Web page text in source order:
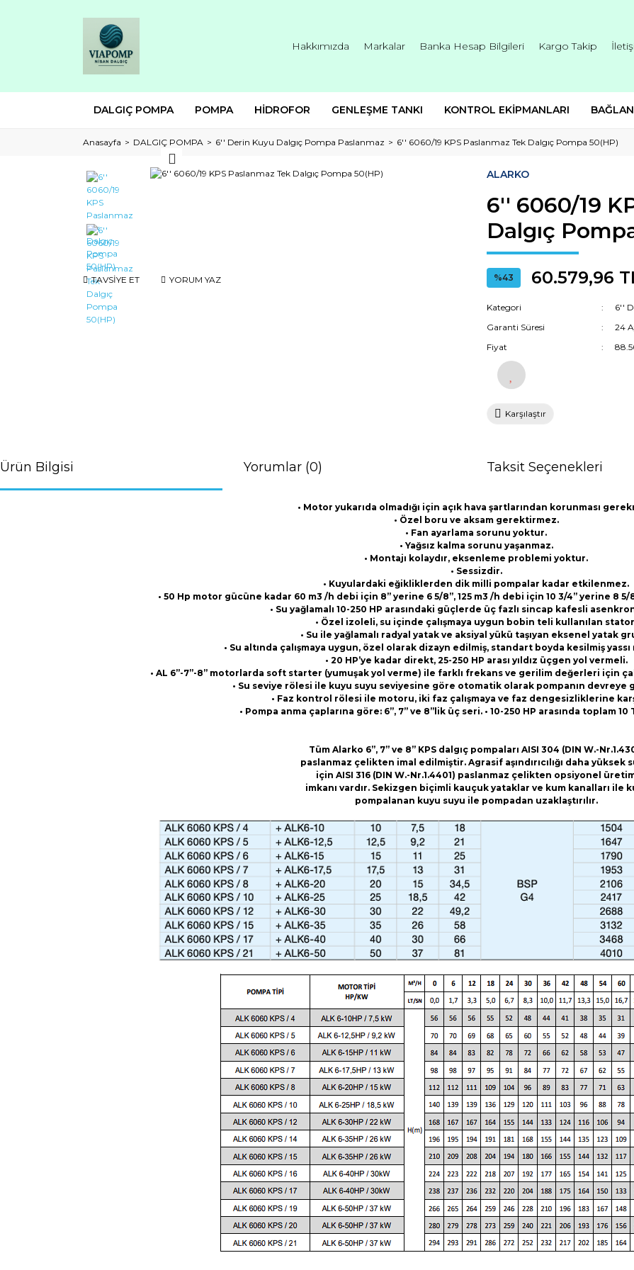
Hakkımızda Markalar Banka Hesap Bilgileri Kargo Takip
DALGIÇ POMPA POMPA HİDROFOR GENLEŞME TANKI KONTROL EKİPMANLARI
Anasayfa DALGIÇ POMPA 6'' Derin Kuyu Dalgıç Pompa Paslanmaz 6'' 6060/19 KPS Paslanmaz Tek Dalgıç Pompa 50(HP)
TAVSİYE ET YORUM YAZ
ALARKO
6'' 6060/19
Dalgıç
%43 60.579,96
Kategori
6''
Garanti Süresi
24
Fiyat
Karşılaştır
Ürün Bilgisi Yorumlar (0) Taksit Seçenekleri
• Motor yukarıda olmadığı için açık hava şartlarından korunması
• Özel boru ve aksam gerektirmez.
• Fan ayarlama sorunu yoktur.
• Yağsız kalma sorunu yaşanmaz.
• Montajı kolaydır, eksenleme problemi yoktur.
• Sessizdir.
• Kuyulardaki eğikliklerden dik milli pompalar kadar etkilenmez.
• 50 Hp motor gücüne kadar 60 m3 /h debi için 8” yerine 6 5/8”, 125 m3 /h debi için 10 3/4” yerine 8
• Su yağlamalı 10-250 HP arasındaki güçlerde üç fazlı sincap kafesli
• Özel izoleli, su içinde çalışmaya uygun bobin teli kullanılan
• Su ile yağlamalı radyal yatak ve aksiyal yükü taşıyan eksenel yatak
• Su altında çalışmaya uygun, özel olarak dizayn edilmiş, standart boyda kesilmiş yassı
• 20 HP’ye kadar direkt, 25-250 HP arası yıldız üçgen yol vermeli.
• AL 6”-7”-8” motorlarda soft starter (yumuşak yol verme) ile farklı frekans ve gerilim değerleri için
• Su seviye rölesi ile kuyu suyu seviyesine göre otomatik olarak pompanın devreye
• Faz kontrol rölesi ile motoru, iki faz çalışmaya ve faz dengesizliklerine
• Pompa anma çaplarına göre: 6”, 7” ve 8”lik üç seri. • 10-250 HP arasında toplam 10
Tüm Alarko 6”, 7” ve 8” KPS dalgıç pompaları AISI 304 (DIN W.-
paslanmaz çelikten imal edilmiştir. Agrasif aşındırıcılığı daha yüksek
için AISI 316 (DIN W.-Nr.1.4401) paslanmaz çelikten opsiyonel
imkanı vardır. Sekizgen biçimli kauçuk yataklar ve kum kanalları ile
pompalanan kuyu suyu ile pompadan uzaklaştırılır.